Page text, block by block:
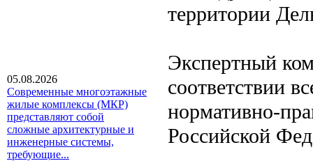
05.08.2026
Современные многоэтажные
жилые комплексы (МКР)
представляют собой
сложные архитектурные и
инженерные системы,
требующие...
территории
Экспертный
соответствии
нормативно-
Российской